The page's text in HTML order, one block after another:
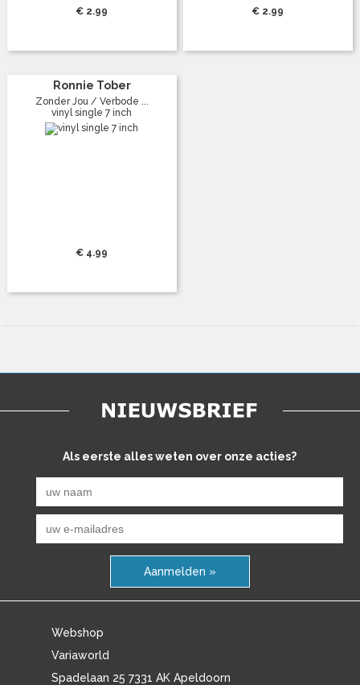
€ 2.99 € 2.99
Ronnie Tober
Zonder Jou / Verbode ...
vinyl single 7 inch
€ 4.99
Als eerste alles weten over onze acties?
Aanmelden »
Webshop
Variaworld
Spadelaan 25 7331 AK Apeldoorn